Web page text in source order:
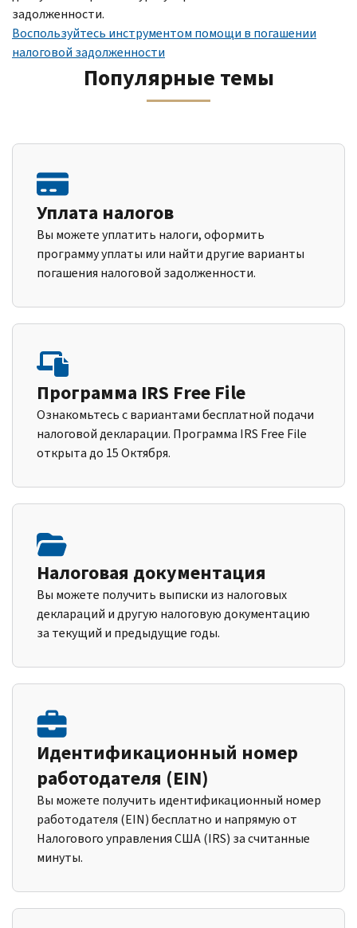
задолженности.
Воспользуйтесь инструментом помощи в погашении
налоговой задолженности
Популярные темы
Уплата налогов
Вы можете уплатить налоги, оформить
программу уплаты или найти другие варианты
погашения налоговой задолженности.
Программа IRS Free File
Ознакомьтесь с вариантами бесплатной подачи
налоговой декларации. Программа IRS Free File
открыта до 15 Октября.
Налоговая документация
Вы можете получить выписки из налоговых
деклараций и другую налоговую документацию
за текущий и предыдущие годы.
Идентификационный номер
работодателя (EIN)
Вы можете получить идентификационный номер
работодателя (EIN) бесплатно и напрямую от
Налогового управления США (IRS) за считанные
минуты.